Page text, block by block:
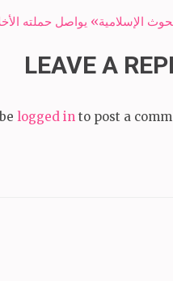
الإسلامية» يواصل حملته
LEAVE A
logged in to post a